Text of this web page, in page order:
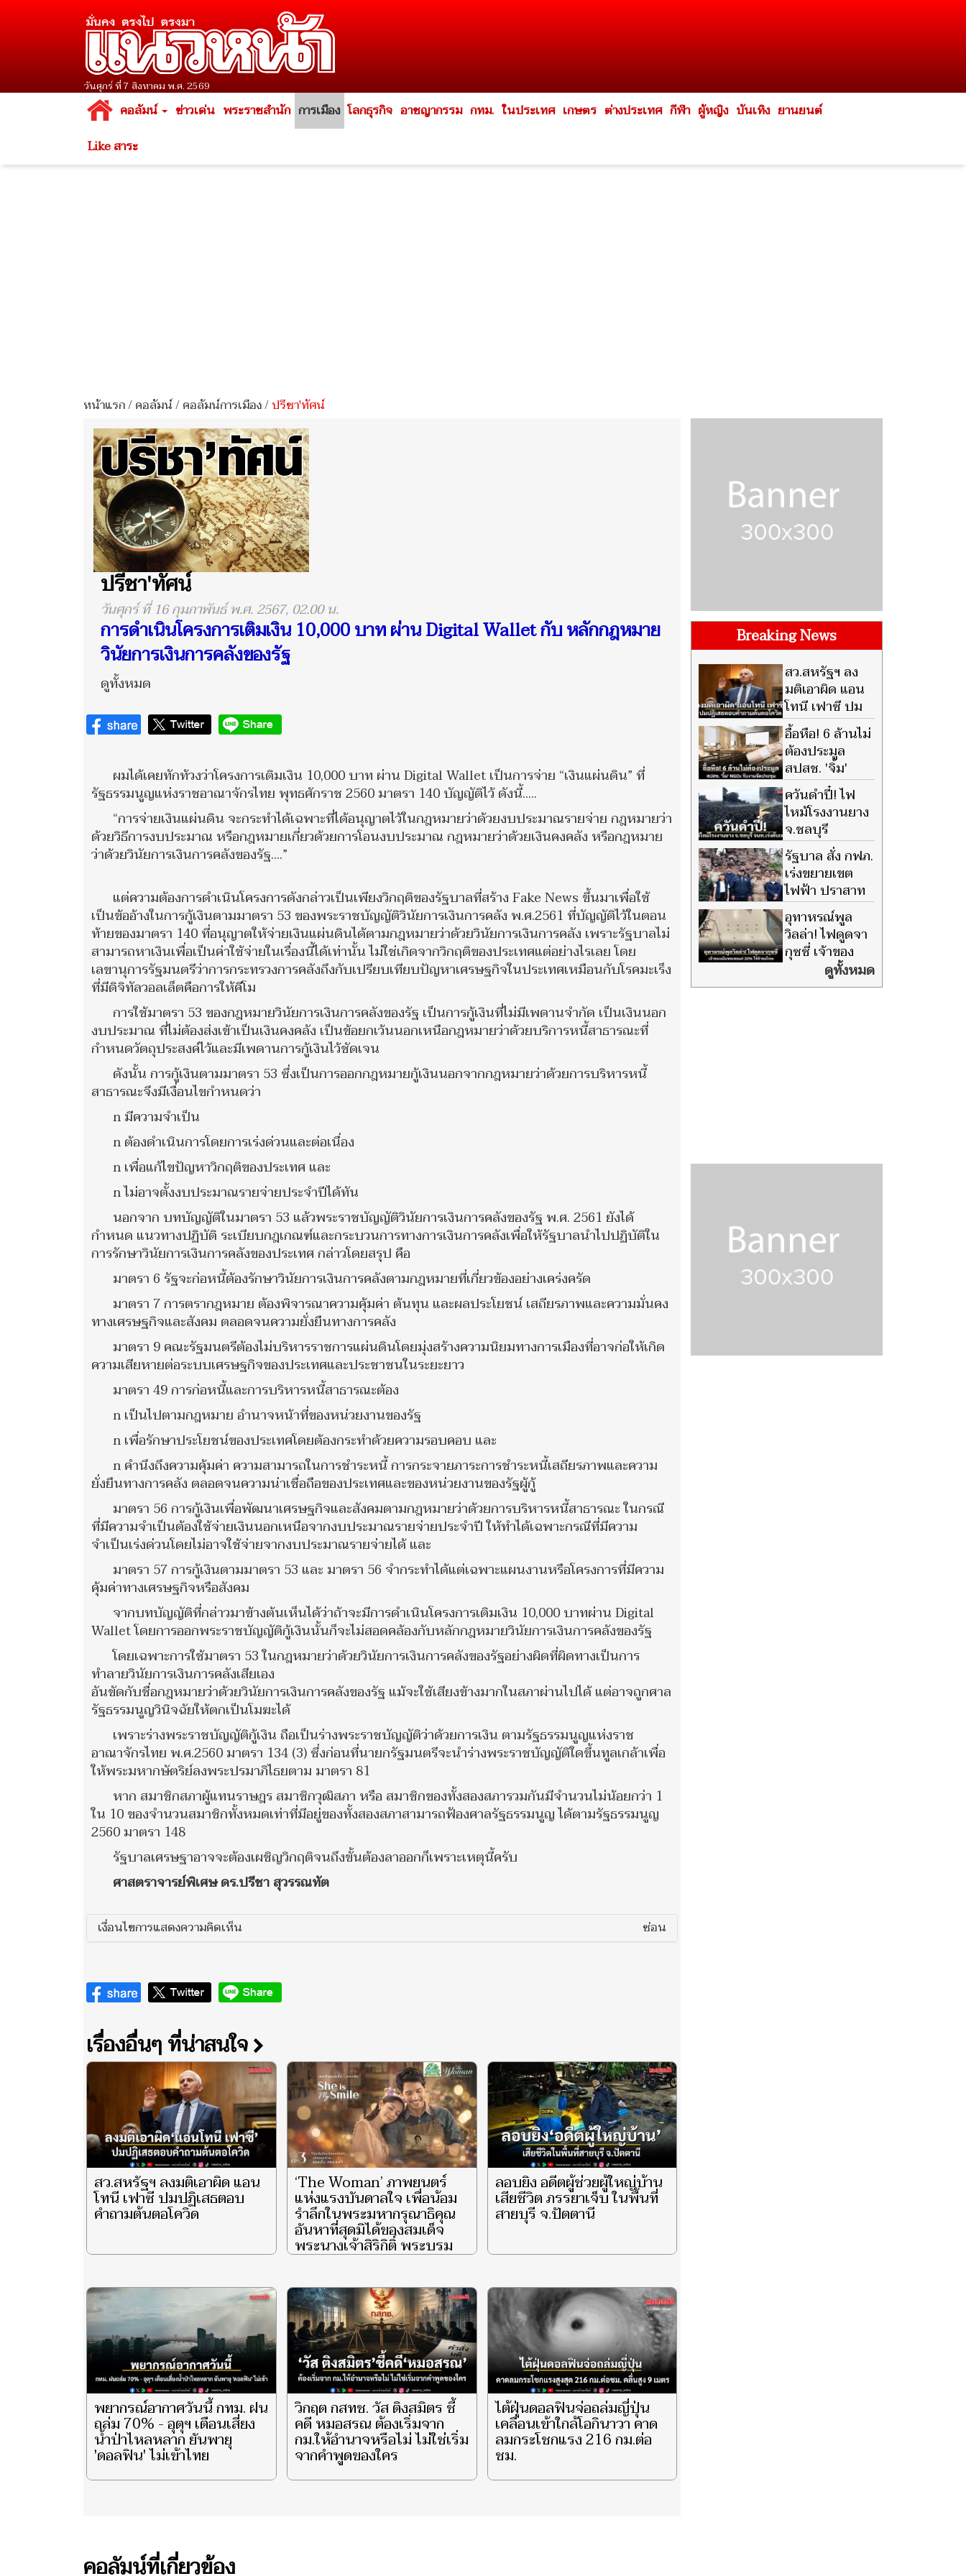
วันศุกร์ ที่ 7 สิงหาคม พ.ศ. 2569
คอลัมน์ ข่าวเด่น พระราชสำนัก การเมือง โลกธุรกิจ อาชญากรรม กทม. ในประเทศ เกษตร ต่างประเทศ กีฬา ผู้หญิง บันเทิง ยานยนต์
Like สาระ
หน้าแรก/คอลัมน์/คอลัมน์การเมือง/ปรีชา'ทัศน์
ปรีชา'ทัศน์
วันศุกร์ ที่ 16 กุมภาพันธ์ พ.ศ. 2567, 02.00 น.
การดำเนินโครงการเติมเงิน 10,000 บาท ผ่าน Digital Wallet กับ หลักกฎหมาย
วินัยการเงินการคลังของรัฐ
ดูทั้งหมด
ผมได้เคยทักท้วงว่าโครงการเติมเงิน 10,000 บาท ผ่าน Digital Wallet เป็นการจ่าย “เงินแผ่นดิน” ที่
รัฐธรรมนูญแห่งราชอาณาจักรไทย พุทธศักราช 2560 มาตรา 140 บัญญัติไว้ ดังนี้.....
“การจ่ายเงินแผ่นดิน จะกระทำได้เฉพาะที่ได้อนุญาตไว้ในกฎหมายว่าด้วยงบประมาณรายจ่าย กฎหมายว่า
ด้วยวิธีการงบประมาณ หรือกฎหมายเกี่ยวด้วยการโอนงบประมาณ กฎหมายว่าด้วยเงินคงคลัง หรือกฎหมาย
ว่าด้วยวินัยการเงินการคลังของรัฐ....”
แต่ความต้องการดำเนินโครงการดังกล่าวเป็นเพียงวิกฤติของรัฐบาลที่สร้าง Fake News ขึ้นมาเพื่อใช้
เป็นข้ออ้างในการกู้เงินตามมาตรา 53 ของพระราชบัญญัติวินัยการเงินการคลัง พ.ศ.2561 ที่บัญญัติไว้ในตอน
ท้ายของมาตรา 140 ที่อนุญาตให้จ่ายเงินแผ่นดินได้ตามกฎหมายว่าด้วยวินัยการเงินการคลัง เพราะรัฐบาลไม่
สามารถหาเงินเพื่อเป็นค่าใช้จ่ายในเรื่องนี้ได้เท่านั้น ไม่ใช่เกิดจากวิกฤติของประเทศแต่อย่างไรเลย โดย
เลขานุการรัฐมนตรีว่าการกระทรวงการคลังถึงกับเปรียบเทียบปัญหาเศรษฐกิจในประเทศเหมือนกับโรคมะเร็ง
ที่มีดิจิทัลวอลเล็ตคือการให้คีโม
การใช้มาตรา 53 ของกฎหมายวินัยการเงินการคลังของรัฐ เป็นการกู้เงินที่ไม่มีเพดานจำกัด เป็นเงินนอก
งบประมาณ ที่ไม่ต้องส่งเข้าเป็นเงินคงคลัง เป็นข้อยกเว้นนอกเหนือกฎหมายว่าด้วยบริการหนี้สาธารณะที่
กำหนดวัตถุประสงค์ไว้และมีเพดานการกู้เงินไว้ชัดเจน
ดังนั้น การกู้เงินตามมาตรา 53 ซึ่งเป็นการออกกฎหมายกู้เงินนอกจากกฎหมายว่าด้วยการบริหารหนี้
สาธารณะจึงมีเงื่อนไขกำหนดว่า
n มีความจำเป็น
n ต้องดำเนินการโดยการเร่งด่วนและต่อเนื่อง
n เพื่อแก้ไขปัญหาวิกฤติของประเทศ และ
n ไม่อาจตั้งงบประมาณรายจ่ายประจำปีได้ทัน
นอกจาก บทบัญญัติในมาตรา 53 แล้วพระราชบัญญัติวินัยการเงินการคลังของรัฐ พ.ศ. 2561 ยังได้
กำหนด แนวทางปฏิบัติ ระเบียบกฎเกณฑ์และกระบวนการทางการเงินการคลังเพื่อให้รัฐบาลนำไปปฏิบัติใน
การรักษาวินัยการเงินการคลังของประเทศ กล่าวโดยสรุป คือ
มาตรา 6 รัฐจะก่อหนี้ต้องรักษาวินัยการเงินการคลังตามกฎหมายที่เกี่ยวข้องอย่างเคร่งครัด
มาตรา 7 การตรากฎหมาย ต้องพิจารณาความคุ้มค่า ต้นทุน และผลประโยชน์ เสถียรภาพและความมั่นคง
ทางเศรษฐกิจและสังคม ตลอดจนความยั่งยืนทางการคลัง
มาตรา 9 คณะรัฐมนตรีต้องไม่บริหารราชการแผ่นดินโดยมุ่งสร้างความนิยมทางการเมืองที่อาจก่อให้เกิด
ความเสียหายต่อระบบเศรษฐกิจของประเทศและประชาชนในระยะยาว
มาตรา 49 การก่อหนี้และการบริหารหนี้สาธารณะต้อง
n เป็นไปตามกฎหมาย อำนาจหน้าที่ของหน่วยงานของรัฐ
n เพื่อรักษาประโยชน์ของประเทศโดยต้องกระทำด้วยความรอบคอบ และ
n คำนึงถึงความคุ้มค่า ความสามารถในการชำระหนี้ การกระจายภาระการชำระหนี้เสถียรภาพและความ
ยั่งยืนทางการคลัง ตลอดจนความน่าเชื่อถือของประเทศและของหน่วยงานของรัฐผู้กู้
มาตรา 56 การกู้เงินเพื่อพัฒนาเศรษฐกิจและสังคมตามกฎหมายว่าด้วยการบริหารหนี้สาธารณะ ในกรณี
ที่มีความจำเป็นต้องใช้จ่ายเงินนอกเหนือจากงบประมาณรายจ่ายประจำปี ให้ทำได้เฉพาะกรณีที่มีความ
จำเป็นเร่งด่วนโดยไม่อาจใช้จ่ายจากงบประมาณรายจ่ายได้ และ
มาตรา 57 การกู้เงินตามมาตรา 53 และ มาตรา 56 จำกระทำได้แต่เฉพาะแผนงานหรือโครงการที่มีความ
คุ้มค่าทางเศรษฐกิจหรือสังคม
จากบทบัญญัติที่กล่าวมาข้างต้นเห็นได้ว่าถ้าจะมีการดำเนินโครงการเติมเงิน 10,000 บาทผ่าน Digital
Wallet โดยการออกพระราชบัญญัติกู้เงินนั้นก็จะไม่สอดคล้องกับหลักกฎหมายวินัยการเงินการคลังของรัฐ
โดยเฉพาะการใช้มาตรา 53 ในกฎหมายว่าด้วยวินัยการเงินการคลังของรัฐอย่างผิดที่ผิดทางเป็นการ
ทำลายวินัยการเงินการคลังเสียเอง
อันขัดกับชื่อกฎหมายว่าด้วยวินัยการเงินการคลังของรัฐ แม้จะใช้เสียงข้างมากในสภาผ่านไปได้ แต่อาจถูกศาล
รัฐธรรมนูญวินิจฉัยให้ตกเป็นโมฆะได้
เพราะร่างพระราชบัญญัติกู้เงิน ถือเป็นร่างพระราชบัญญัติว่าด้วยการเงิน ตามรัฐธรรมนูญแห่งราช
อาณาจักรไทย พ.ศ.2560 มาตรา 134 (3) ซึ่งก่อนที่นายกรัฐมนตรีจะนำร่างพระราชบัญญัติใดขึ้นทูลเกล้าเพื่อ
ให้พระมหากษัตริย์ลงพระปรมาภิไธยตาม มาตรา 81
หาก สมาชิกสภาผู้แทนราษฎร สมาชิกวุฒิสภา หรือ สมาชิกของทั้งสองสภารวมกันมีจำนวนไม่น้อยกว่า 1
ใน 10 ของจำนวนสมาชิกทั้งหมดเท่าที่มีอยู่ของทั้งสองสภาสามารถฟ้องศาลรัฐธรรมนูญ ได้ตามรัฐธรรมนูญ
2560 มาตรา 148
รัฐบาลเศรษฐาอาจจะต้องเผชิญวิกฤติจนถึงขั้นต้องลาออกก็เพราะเหตุนี้ครับ
ศาสตราจารย์พิเศษ ดร.ปรีชา สุวรรณทัต
เงื่อนไขการแสดงความคิดเห็น ซ่อน
เรื่องอื่นๆ ที่น่าสนใจ
สว.สหรัฐฯ ลงมติเอาผิด แอน
โทนี เฟาซี ปมปฏิเสธตอบ
คำถามต้นตอโควิด
‘The Woman’ ภาพยนตร์
แห่งแรงบันดาลใจ เพื่อน้อม
รำลึกในพระมหากรุณาธิคุณ
อันหาที่สุดมิได้ของสมเด็จ
พระนางเจ้าสิริกิติ์ พระบรม
ราชินีนาถ พระบรมราชชนนี
และ ‘รอยยิ้มแห่งแผ่นดิน’ จุด
ประกายความสว่างไสวแก่
ชีวิตพสกนิกรไทยชั่วนิรันดร์
ตอน ‘She is My Smile’ EP.3
ลอบยิง อดีตผู้ช่วยผู้ใหญ่บ้าน
เสียชีวิต ภรรยาเจ็บ ในพื้นที่
สายบุรี จ.ปัตตานี
พยากรณ์อากาศวันนี้ กทม. ฝน
ถล่ม 70% - อุตุฯ เตือนเสี่ยง
น้ำป่าไหลหลาก ยันพายุ
'ดอลฟิน' ไม่เข้าไทย
วิกฤต กสทช. วัส ติงสมิตร ชี้
คดี หมอสรณ ต้องเริ่มจาก
กม.ให้อำนาจหรือไม่ ไม่ใช่เริ่ม
จากคำพูดของใคร
ไต้ฝุ่นดอลฟินจ่อถล่มญี่ปุ่น
เคลื่อนเข้าใกล้โอกินาวา คาด
ลมกระโชกแรง 216 กม.ต่อ
ชม.
Breaking News
สว.สหรัฐฯ ลง
มติเอาผิด แอน
โทนี เฟาซี ปม
ปฏิเสธตอบ
คำถามต้นตอโควิดอื้อหือ! 6 ล้านไม่
ต้องประมูล
สปสช. 'จิ้ม'
NGOs เจ้าเดียว
รับงานจัดประชุมควันดำปี๋! ไฟ
ไหม้โรงงานยาง
จ.ชลบุรี
จนท.เร่งดับ
เพลิง รัฐบาล สั่ง กฟภ.
เร่งขยายเขต
ไฟฟ้า ปราสาท
ตาควาย-เนิน
350 ให้แล้วเสร็จต้นปี 70
อุทาหรณ์พูล
วิลล่า! ไฟดูดจา
กุซซี่ เจ้าของ
เมินชดเชยแค่
20% ไร้คำขอโทษ
ดูทั้งหมด
คอลัมน์ที่เกี่ยวข้อง